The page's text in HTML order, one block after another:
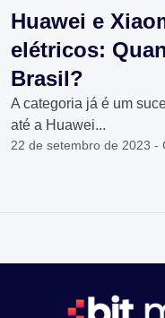
Huawei e
elétricos:
Brasil?
A categoria já é um
até a Huawei...
22 de setembro de 2023 -